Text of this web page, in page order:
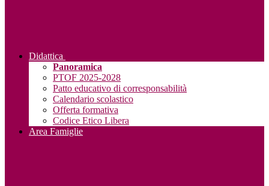
Didattica
Panoramica
PTOF 2025-2028
Patto educativo di corresponsabilità
Calendario scolastico
Offerta formativa
Codice Etico Libera
Area Famiglie